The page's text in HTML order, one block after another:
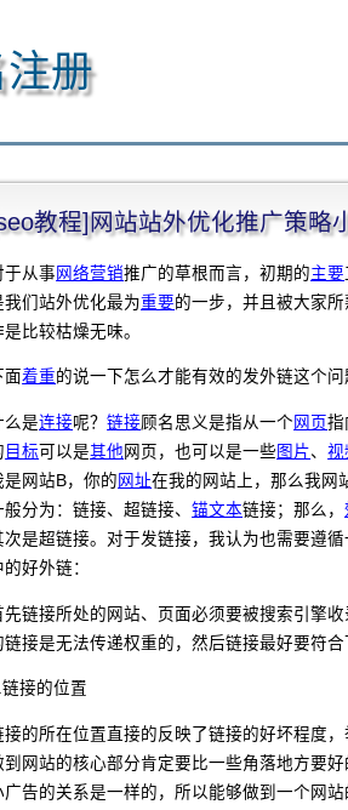
册
教程]网站站外优化推广策略
于从事 网络营销推广的草根而言，初期的主要
我们站外优化最为重要的一步，并且被大家所
是比较枯燥无味。
面着重的说一下怎么才能有效的发外链这个问
么是连接呢？链接顾名思义是指从一个 网页指
目标 可以是其他 网页，也可以是一些 图片、视
是网站B，你的 网址在我的网站上，那么我网
般分为：链接、超链接、锚文本链接；那么，
次是超链接。对于发链接，我认为也需要遵
的好外链：
先链接所处的网站、页面必须要被搜索引擎
链接是无法传递权重的，然后链接最好要符合
链接的位置
接的所在位置直接的反映了链接的好坏程度
到网站的核心部分肯定要比一些角落地方要
广告的关系是一样的，所以能够做到一个网